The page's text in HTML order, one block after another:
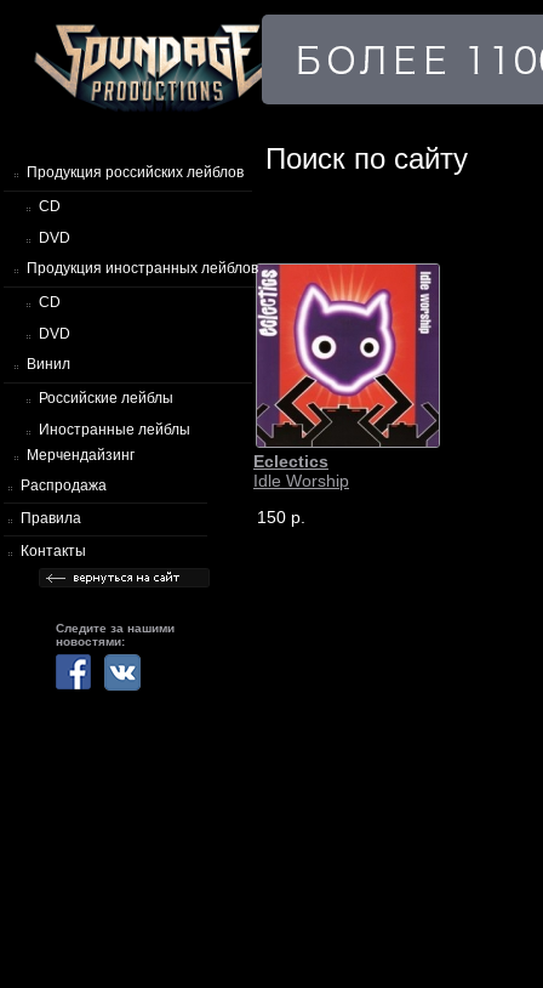
Продукция российских лейблов
CD
DVD
Продукция иностранных лейблов
CD
DVD
Винил
Российские лейблы
Иностранные лейблы
Мерчендайзинг
Распродажа
Правила
Контакты
Следите за нашими
новостями:
Поиск по сайту
Eclectics
Idle Worship
150 р.